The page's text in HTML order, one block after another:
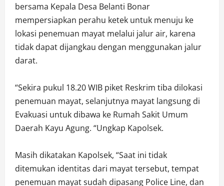
bersama Kepala Desa Belanti Bonar
mempersiapkan perahu ketek untuk menuju ke
lokasi penemuan mayat melalui jalur air, karena
tidak dapat dijangkau dengan menggunakan jalur
darat.
“Sekira pukul 18.20 WIB piket Reskrim tiba dilokasi
penemuan mayat, selanjutnya mayat langsung di
Evakuasi untuk dibawa ke Rumah Sakit Umum
Daerah Kayu Agung. “Ungkap Kapolsek.
Masih dikatakan Kapolsek, “Saat ini tidak
ditemukan identitas dari mayat tersebut, tempat
penemuan mayat sudah dipasang Police Line, dan